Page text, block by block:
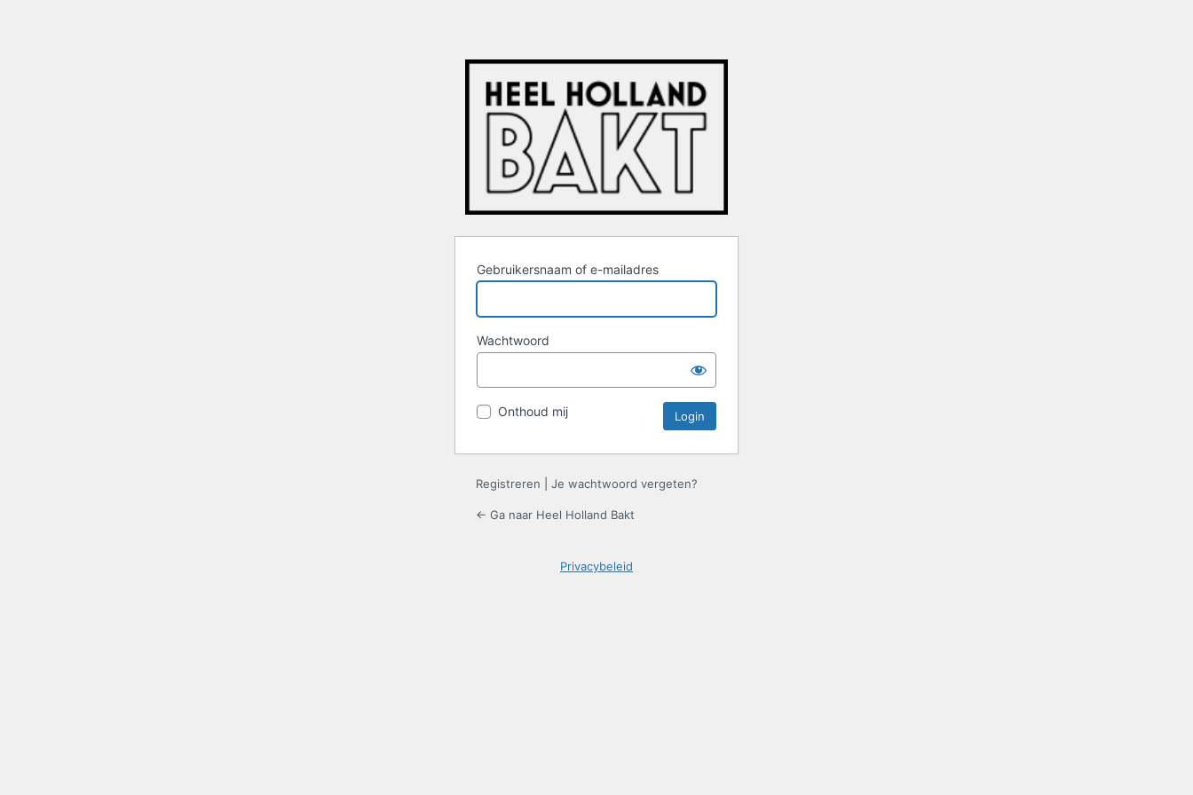
Gebruikersnaam of e-mailadres
Wachtwoord
Onthoud mij
Registreren Je wachtwoord vergeten?
← Ga naar Heel Holland Bakt
Privacybeleid